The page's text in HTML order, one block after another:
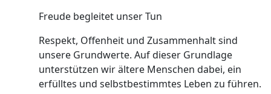
Freude begleitet unser Tun
Respekt, Offenheit und Zusammenhalt sind
unsere Grundwerte. Auf dieser Grundlage
unterstützen wir ältere Menschen dabei, ein
erfülltes und selbstbestimmtes Leben zu führen.